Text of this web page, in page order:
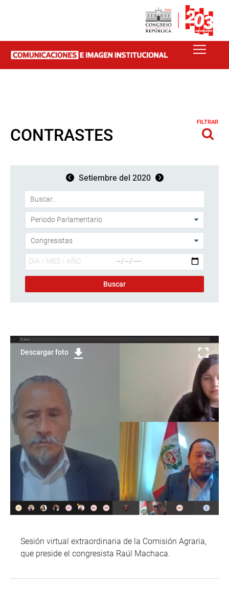
CONTRASTES
FILTRAR
Setiembre del 2020
Descargar foto
Sesión virtual extraordinaria de la Comisión Agraria,
que preside el congresista Raúl Machaca.